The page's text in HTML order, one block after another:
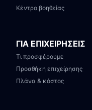
Κέντρο βοηθείας
ΓΙΑ ΕΠΙΧΕΙΡΗΣΕΙΣ
Τι προσφέρουμε
Προσθήκη επιχείρησης
Πλάνα & κόστος